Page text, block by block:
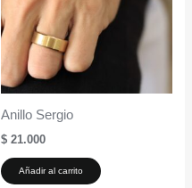
Anillo Sergio
$ 21.000
Añadir al carrito